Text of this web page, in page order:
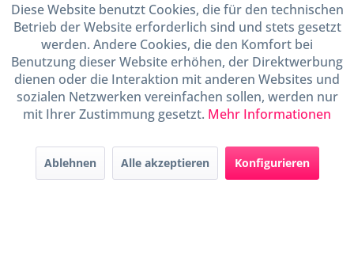
* Alle Preise inkl. gesetzl. Mehrwertsteuer zzgl. Versandkosten und ggf.
Nachnahmegebühren, wenn nicht anders beschrieben
Widerruf erklären
Gestaltung, Shop-Setup, Management & Hosting durchTernum Internet Servicesmit
Diese Website benutzt Cookies, die für den technischen
Betrieb der Website erforderlich sind und stets gesetzt
werden. Andere Cookies, die den Komfort bei
Benutzung dieser Website erhöhen, der Direktwerbung
dienen oder die Interaktion mit anderen Websites und
sozialen Netzwerken vereinfachen sollen, werden nur
mit Ihrer Zustimmung gesetzt. Mehr Informationen
Ablehnen Alle akzeptieren Konfigurieren